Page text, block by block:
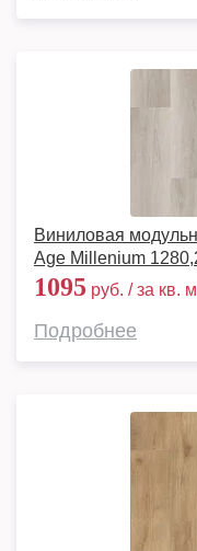
Виниловая
Age Millenium
1095 руб. / за кв.
Подробнее